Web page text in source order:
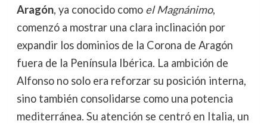
Aragón, ya conocido como el Magnánimo,
comenzó a mostrar una clara inclinación por
expandir los dominios de la Corona de Aragón
fuera de la Península Ibérica. La ambición de
Alfonso no solo era reforzar su posición interna,
sino también consolidarse como una potencia
mediterránea. Su atención se centró en Italia, un